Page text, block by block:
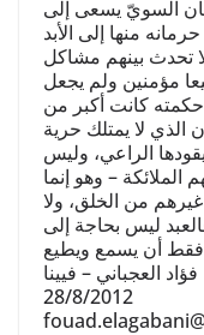
السويّ يسعى إلى
تحدث بينهم مشاكل
مؤمنين ولم يجعل
كانت أكبر من
الذي لا يمتلك حرية
الراعي، وليس
– وهو إنما
من الخلق، ولا
ليس بحاجة إلى
فؤاد العجباني – فيينا
28/8/2012